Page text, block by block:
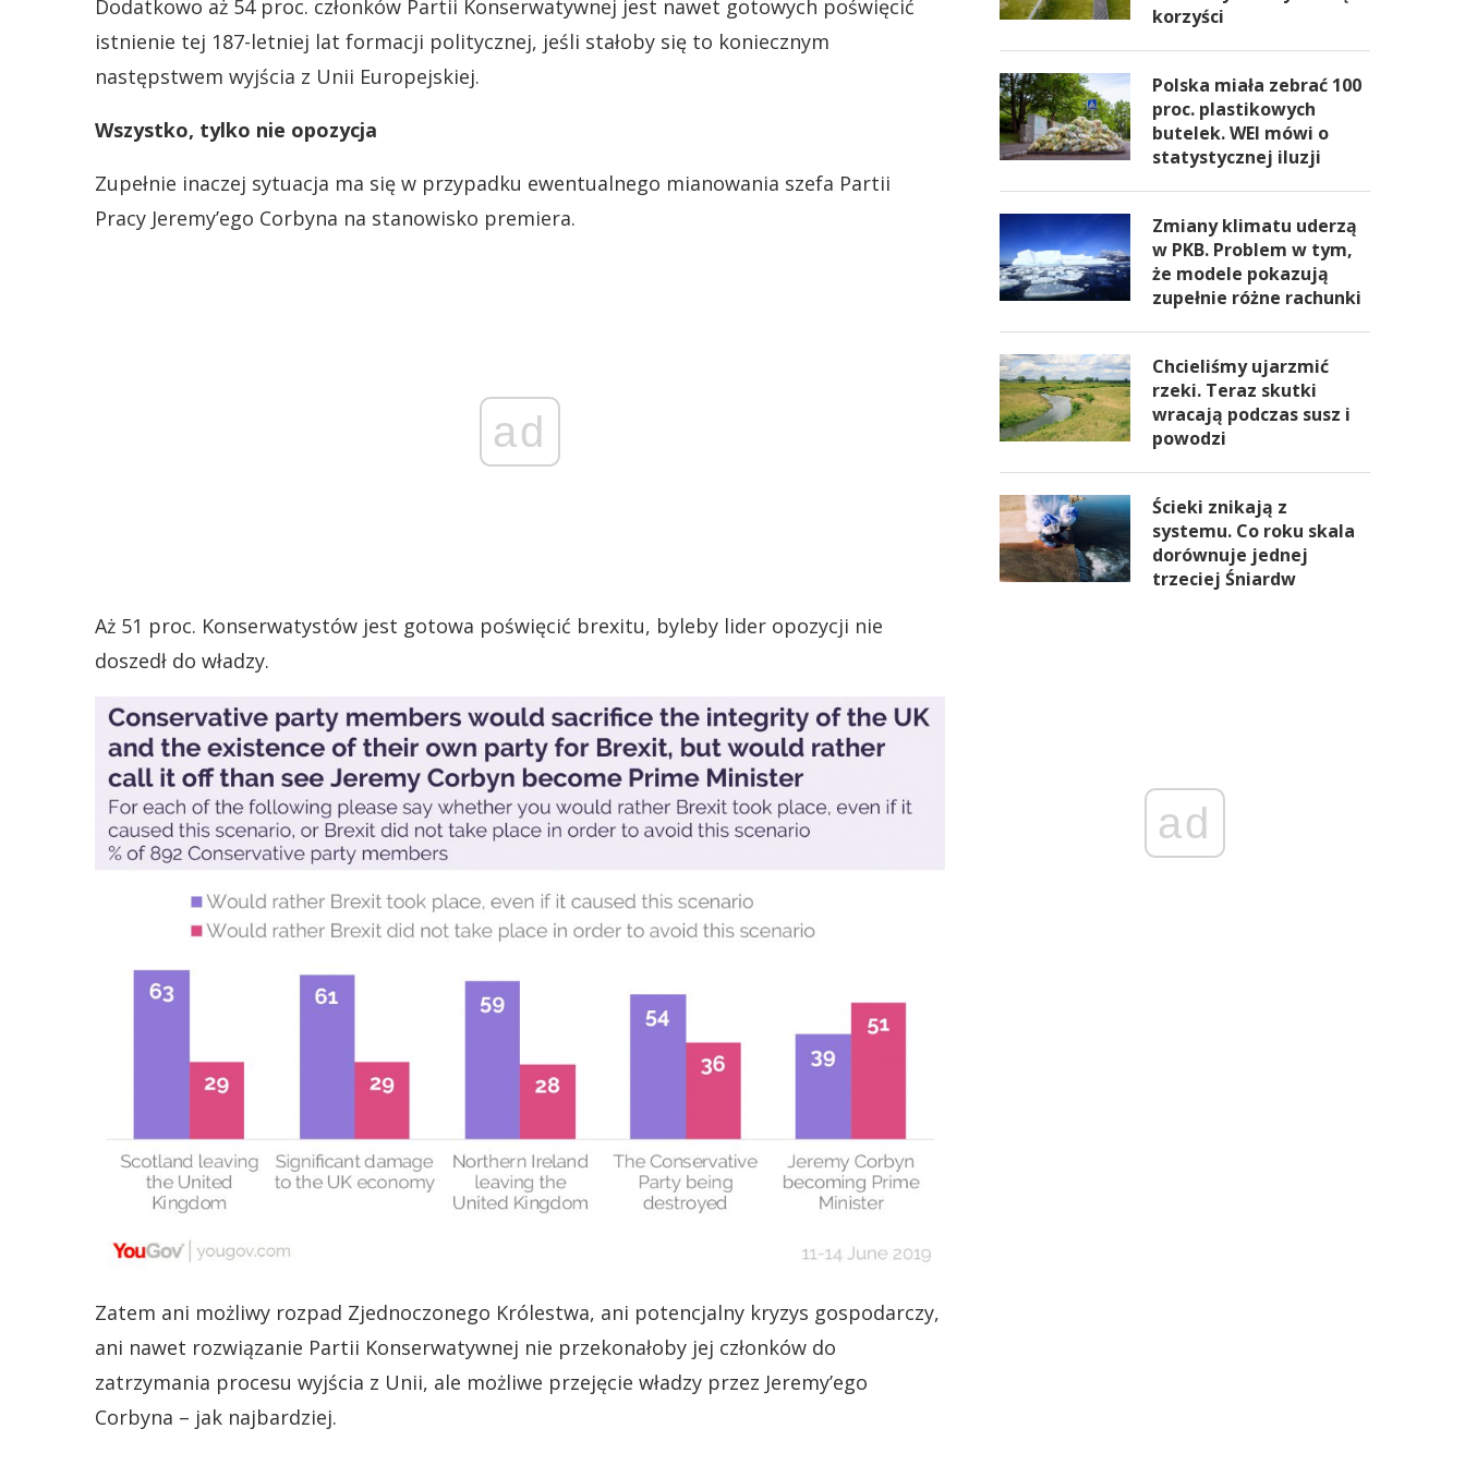
Dodatkowo aż 54 proc. członków Partii Konserwatywnej jest nawet gotowych poświęcić
istnienie tej 187-letniej lat formacji politycznej, jeśli stałoby się to koniecznym
następstwem wyjścia z Unii Europejskiej.
Wszystko, tylko nie opozycja
Zupełnie inaczej sytuacja ma się w przypadku ewentualnego mianowania szefa Partii
Pracy Jeremy’ego Corbyna na stanowisko premiera.
ad
Aż 51 proc. Konserwatystów jest gotowa poświęcić brexitu, byleby lider opozycji nie
doszedł do władzy.
Zatem ani możliwy rozpad Zjednoczonego Królestwa, ani potencjalny kryzys gospodarczy,
ani nawet rozwiązanie Partii Konserwatywnej nie przekonałoby jej członków do
zatrzymania procesu wyjścia z Unii, ale możliwe przejęcie władzy przez Jeremy’ego
Corbyna – jak najbardziej.
korzyści
Polska miała zebrać 100
proc. plastikowych
butelek. WEI mówi o
statystycznej iluzji
Zmiany klimatu uderzą
w PKB. Problem w tym,
że modele pokazują
zupełnie różne rachunki
Chcieliśmy ujarzmić
rzeki. Teraz skutki
wracają podczas susz i
powodzi
Ścieki znikają z
systemu. Co roku skala
dorównuje jednej
trzeciej Śniardw
ad